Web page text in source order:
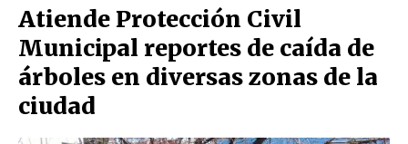
Atiende Protección Civil
Municipal reportes de caída de
árboles en diversas zonas de la
ciudad